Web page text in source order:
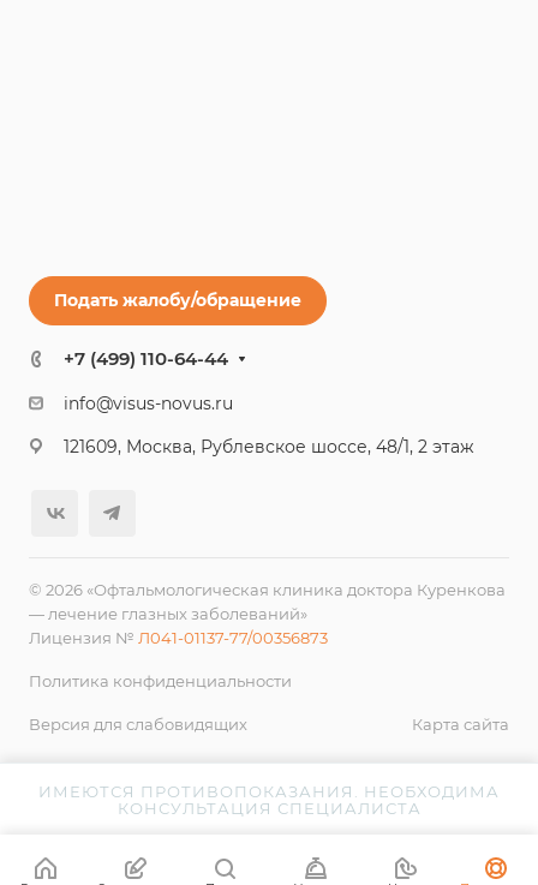
Подать жалобу/обращение
+7 (499) 110-64-44
info@visus-novus.ru
121609, Москва, Рублевское шоссе, 48/1, 2 этаж
© 2026 «Офтальмологическая клиника доктора Куренкова
— лечение глазных заболеваний»
Лицензия № Л041-01137-77/00356873
Политика конфиденциальности
Версия для слабовидящих Карта сайта
ИМЕЮТСЯ ПРОТИВОПОКАЗАНИЯ. НЕОБХОДИМА
КОНСУЛЬТАЦИЯ СПЕЦИАЛИСТА